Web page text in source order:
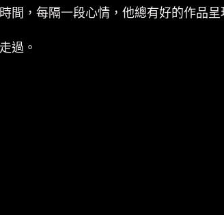
間，每隔一段心情，他總有好的作品
過。